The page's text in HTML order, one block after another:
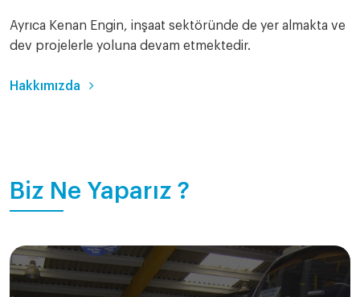
Ayrıca Kenan Engin, inşaat sektöründe de yer almakta ve
dev projelerle yoluna devam etmektedir.
Hakkımızda
Biz Ne Yaparız ?